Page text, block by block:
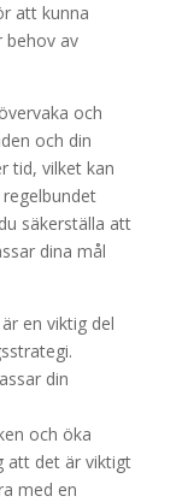
att kunna
behov av
och
och din
tid, vilket kan
säkerställa att
dina mål
en viktig del
din
och öka
att det är viktigt
med en